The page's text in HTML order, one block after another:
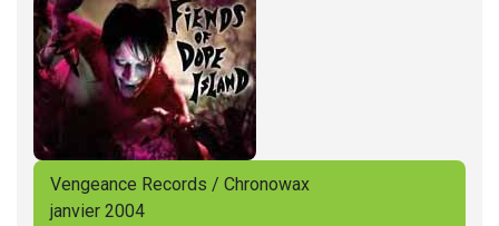
Vengeance Records / Chronowax
janvier 2004